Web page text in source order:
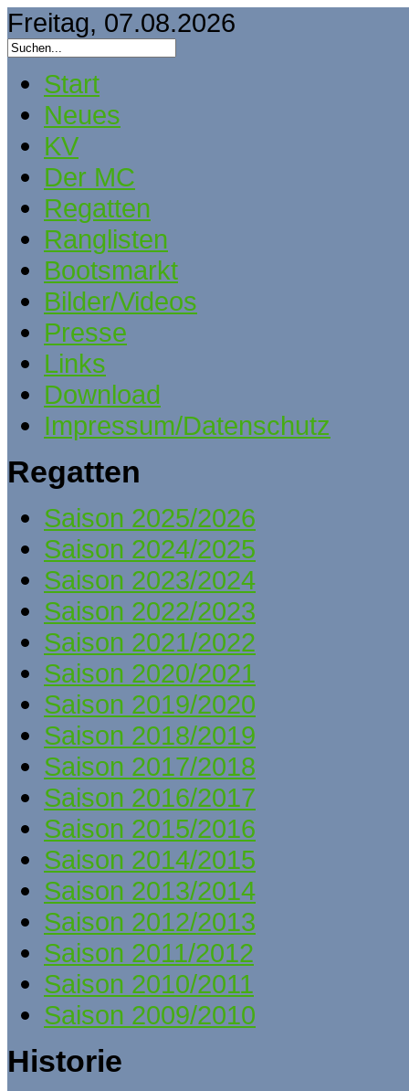
Freitag, 07.08.2026
Start
Neues
KV
Der MC
Regatten
Ranglisten
Bootsmarkt
Bilder/Videos
Presse
Links
Download
Impressum/Datenschutz
Regatten
Saison 2025/2026
Saison 2024/2025
Saison 2023/2024
Saison 2022/2023
Saison 2021/2022
Saison 2020/2021
Saison 2019/2020
Saison 2018/2019
Saison 2017/2018
Saison 2016/2017
Saison 2015/2016
Saison 2014/2015
Saison 2013/2014
Saison 2012/2013
Saison 2011/2012
Saison 2010/2011
Saison 2009/2010
Historie